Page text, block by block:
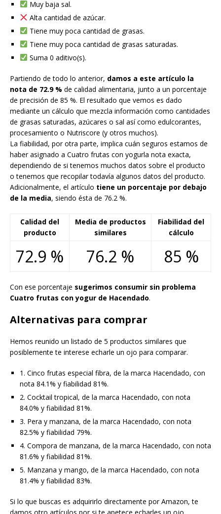
Muy baja sal.
Alta cantidad de azúcar.
Tiene muy poca cantidad de grasas.
Tiene muy poca cantidad de grasas saturadas.
Suma 0 aditivo(s).
Partiendo de todo lo anterior, damos a este artículo la
nota de 72.9 % de calidad alimentaria, junto a un porcentaje
de precisión de 85 %. El resultado que vemos es dado
mediante un cálculo que mezcla información como cantidades
de grasas saturadas, azúcares o sal así como edulcorantes,
procesamiento o Nutriscore (y otros muchos).
La fiabilidad, por otra parte, implica cuán seguros estamos de
haber asignado a Cuatro frutas con yogurla nota exacta,
dependiendo de si tenemos muchos datos sobre el producto
o tenemos que recopilar todavía algunos datos del producto.
Adicionalmente, el artículo tiene un porcentaje por debajo
de la media, siendo ésta de 76.2 %.
Calidad del
producto
Media de productos
similares
Fiabilidad del
cálculo
72.9 % 76.2 % 85 %
Con ese porcentaje sugerimos consumir sin problema
Cuatro frutas con yogur de Hacendado.
Alternativas para comprar
Hemos reunido un listado de 5 productos similares que
posiblemente te interese echarle un ojo para comparar.
1. Cinco frutas especial fibra, de la marca Hacendado, con
nota 84.1% y fiabilidad 81%.
2. Cocktail tropical, de la marca Hacendado, con nota
84.0% y fiabilidad 81%.
3. Pera y manzana, de la marca Hacendado, con nota
82.5% y fiabilidad 79%.
4. Compora de manzana, de la marca Hacendado, con nota
81.6% y fiabilidad 81%.
5. Manzana y mango, de la marca Hacendado, con nota
81.4% y fiabilidad 83%.
Si lo que buscas es adquirirlo directamente por Amazon, te
damos otro artículos por si te apetece echarles un ojo.